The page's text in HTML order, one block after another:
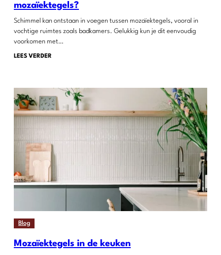
mozaïektegels?
Schimmel kan ontstaan in voegen tussen mozaïektegels, vooral in
vochtige ruimtes zoals badkamers. Gelukkig kun je dit eenvoudig
voorkomen met…
LEES VERDER
Blog
Mozaïektegels in de keuken